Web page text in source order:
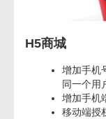
H5商城
增加手机
同一个用
增加手机
移动端授